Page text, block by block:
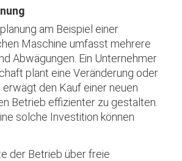
am Beispiel einer
Maschine umfasst mehrere
Abwägungen. Ein Unternehmer
plant eine Veränderung oder
erwägt den Kauf einer neuen
Betrieb effizienter zu gestalten.
solche Investition können
der Betrieb über freie